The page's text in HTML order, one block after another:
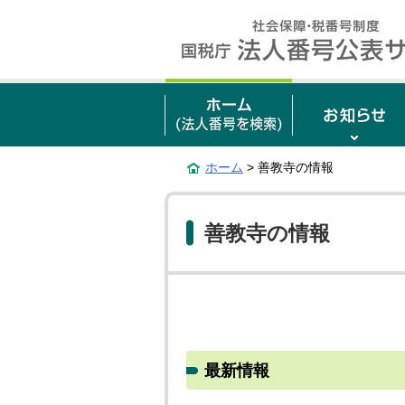
ホーム > 善教寺の情報
善教寺の情報
最新情報